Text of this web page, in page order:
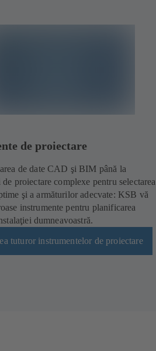
de proiectare
de date CAD şi BIM până la
proiectare complexe pentru selectarea
şi a armăturilor adecvate: KSB vă
instrumente pentru planificarea
dumneavoastră.
tuturor instrumentelor de proiectare